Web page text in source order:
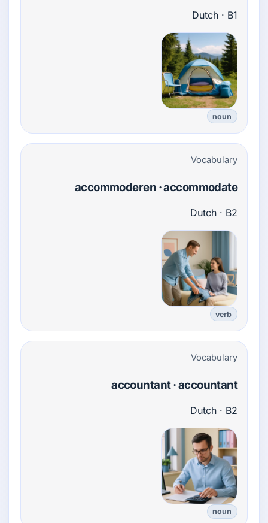
Dutch · B1
noun
Vocabulary
accommoderen · accommodate
Dutch · B2
verb
Vocabulary
accountant · accountant
Dutch · B2
noun